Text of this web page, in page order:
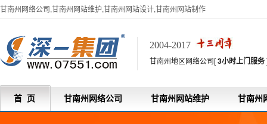
甘南州网络公司,甘南州网站维护,甘南州网站设计,甘南州网站制作
2004-2017
甘南州地区网络公司[3小时上门服务
首 页 甘南州网络公司 甘南州网站维护 甘南州